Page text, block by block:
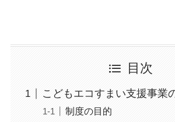
目次
こどもエコすまい支援事業
制度の目的